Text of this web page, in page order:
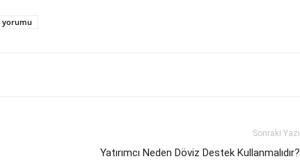
yorumu
Sonraki Yazı
Yatırımcı Neden Döviz Destek Kullanmalıdır?